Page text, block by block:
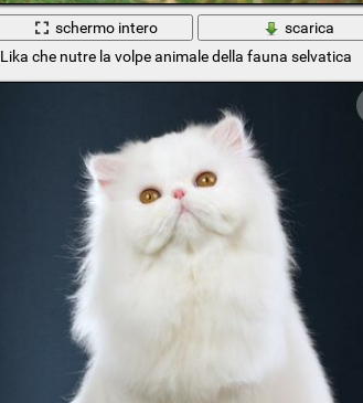
schermo intero
scarica
Lika che nutre la volpe animale della fauna selvatica